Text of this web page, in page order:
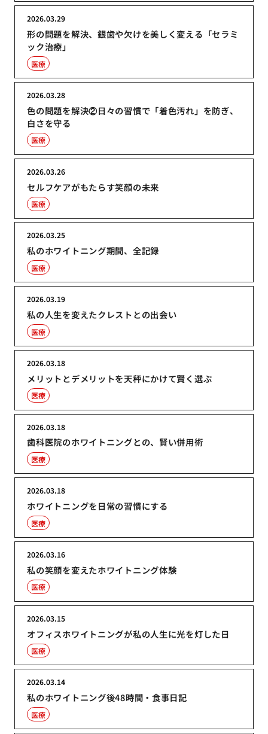
形の問題を解決、銀歯や欠けを美しく変える「セラミ
ック治療」
2026.03.29
医療
色の問題を解決②日々の習慣で「着色汚れ」を防ぎ、
白さを守る
2026.03.28
医療
セルフケアがもたらす笑顔の未来
2026.03.26
医療
私のホワイトニング期間、全記録
2026.03.25
医療
私の人生を変えたクレストとの出会い
2026.03.19
医療
メリットとデメリットを天秤にかけて賢く選ぶ
2026.03.18
医療
歯科医院のホワイトニングとの、賢い併用術
2026.03.18
医療
ホワイトニングを日常の習慣にする
2026.03.18
医療
私の笑顔を変えたホワイトニング体験
2026.03.16
医療
オフィスホワイトニングが私の人生に光を灯した日
2026.03.15
医療
私のホワイトニング後48時間・食事日記
2026.03.14
医療